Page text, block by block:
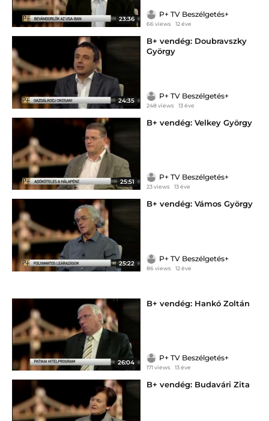
23:36
P+ TV Beszélgetés+
66 views 12 éve
24:35
B+ vendég: Doubravszky
György
P+ TV Beszélgetés+
248 views 13 éve
25:51
B+ vendég: Velkey György
P+ TV Beszélgetés+
23 views 13 éve
25:22
B+ vendég: Vámos György
P+ TV Beszélgetés+
86 views 12 éve
26:04
B+ vendég: Hankó Zoltán
P+ TV Beszélgetés+
171 views 13 éve
B+ vendég: Budavári Zita